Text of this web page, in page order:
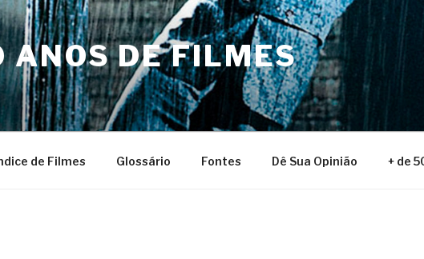
ANOS DE FILMES
de Filmes Glossário Fontes Dê Sua Opinião + de